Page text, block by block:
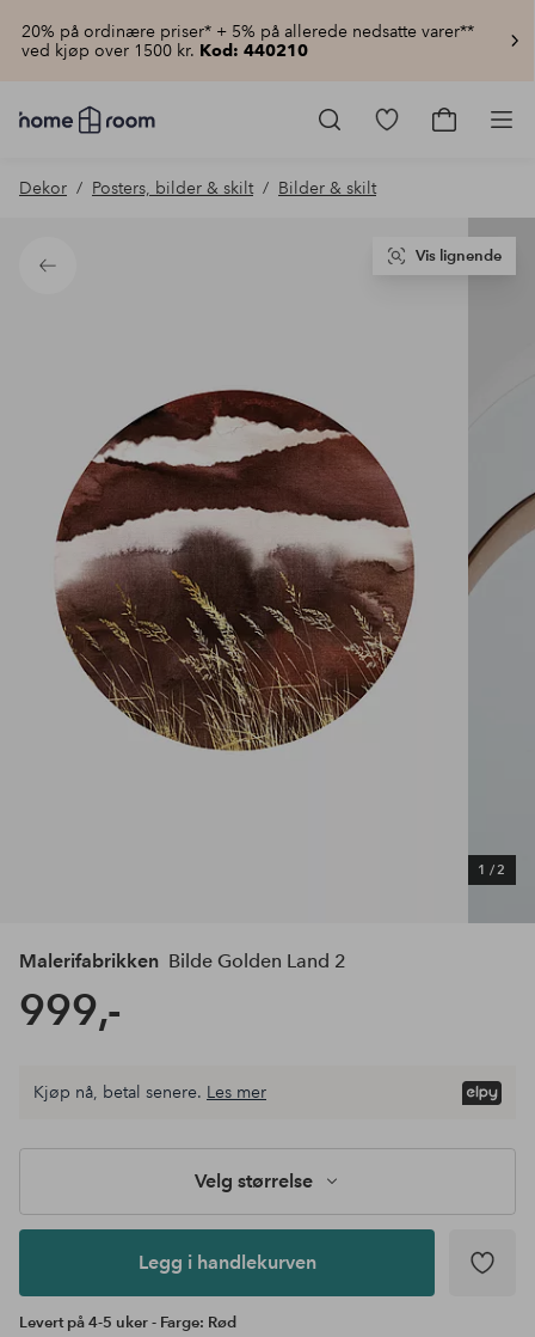
20% på ordinære priser* + 5% på allerede nedsatte varer**
ved kjøp over 1500 kr. Kod: 440210
Homeroom
–
hjemmet
pris
Gå
Gå
Dekor Posters, bilder & skilt Bilder & skilt
Tilbake
1 /2
Vis lignende
Malerifabrikken Bilde Golden Land 2
999,-
størrelse
Legg i
Kjøp nå, betal senere. Les mer
Velg størrelse
Legg i handlekurven
Levert på 4-5 uker - Farge: Rød